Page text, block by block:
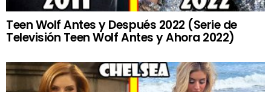
Teen Wolf Antes y Después 2022 (Serie de
Televisión Teen Wolf Antes y Ahora 2022)